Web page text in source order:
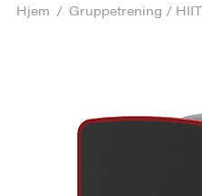
Hjem / Gruppe­trening / HIIT